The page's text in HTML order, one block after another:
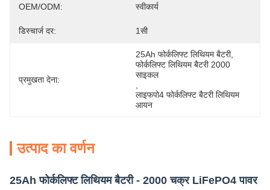
OEM/ODM: स्वीकार्य
डिस्चार्ज दर: 1सी
प्रमुखता देना:
25Ah फोर्कलिफ्ट लिथियम बैटरी,
फोर्कलिफ्ट लिथियम बैटरी 2000
साइकल
लाइफपो4 फोर्कलिफ्ट बैटरी लिथियम
आयन
उत्पाद का वर्णन
25Ah फोर्कलिफ्ट लिथियम बैटरी - 2000 चक्र LiFePO4 पावर